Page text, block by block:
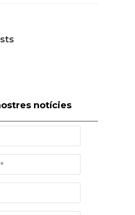
notícies